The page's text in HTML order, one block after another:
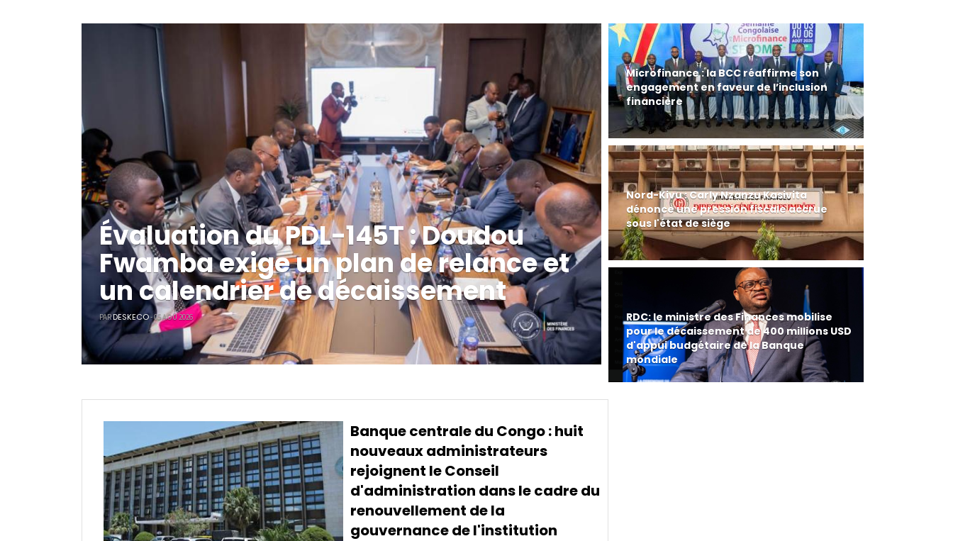
Évaluation du PDL-145T : Doudou
Fwamba exige un plan de relance et
un calendrier de décaissement
PARDESKECO- 05 AOÛ 2026
Banque centrale du Congo : huit
nouveaux administrateurs
rejoignent le Conseil
d'administration dans le cadre du
renouvellement de la
gouvernance de l'institution
Microfinance : la BCC réaffirme son
engagement en faveur de l’inclusion
financière
Nord-Kivu : Carly Nzanzu Kasivita
dénonce une pression fiscale accrue
sous l'état de siège
RDC: le ministre des Finances mobilise
pour le décaissement de 400 millions USD
d'appui budgétaire de la Banque
mondiale